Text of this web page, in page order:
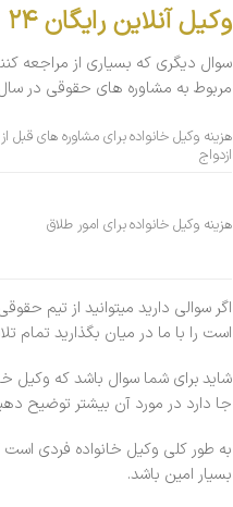
وکیل آنلاین رایگان ۲۴ ساعته مربوط به امور خانواده
سوال دیگری که بسیاری از مراجعه
مربوط به مشاوره های حقوقی در سال ۱۴۰۰ طبق جدول زیر اعلام شده
هزینه وکیل خانواده برای مشاوره های قبل از
ازدواج
هزینه وکیل خانواده برای امور طلاق
اگر سوالی دارید میتوانید از تیم
است را با ما در میان بگذارید تمام
شاید برای شما سوال باشد که وکیل
جا دارد در مورد آن بیشتر توضیح
به طور کلی وکیل خانواده فردی است
بسیار امین باشد.